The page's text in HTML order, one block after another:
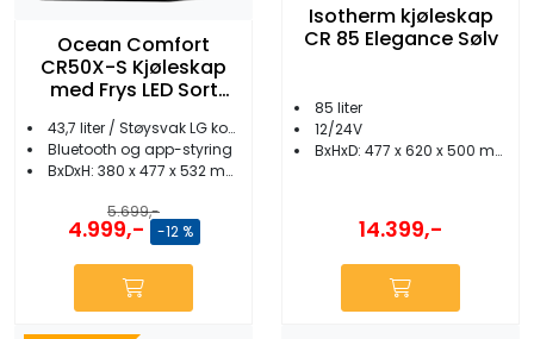
Ocean Comfort
CR50X-S Kjøleskap
med Frys LED Sort
43,7 liter / Støysvak LG kompressor
Bluetooth og app-styring
BxDxH: 380 x 477 x 532 mm
5.699,-
4.999,- -12 %
Isotherm kjøleskap
CR 85 Elegance Sølv
85 liter
12/24V
BxHxD: 477 x 620 x 500 mm
14.399,-